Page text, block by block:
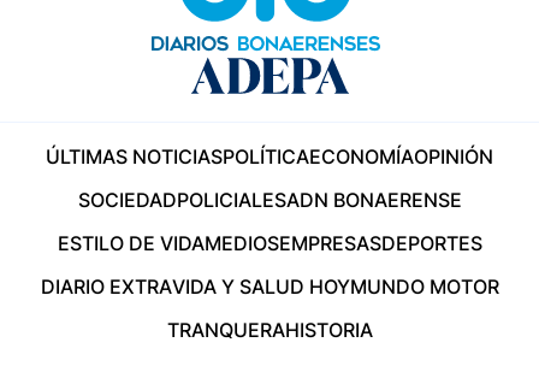
ÚLTIMAS NOTICIASPOLÍTICAECONOMÍAOPINIÓN
SOCIEDADPOLICIALESADN BONAERENSE
ESTILO DE VIDAMEDIOSEMPRESASDEPORTES
DIARIO EXTRAVIDA Y SALUD HOYMUNDO MOTOR
TRANQUERAHISTORIA